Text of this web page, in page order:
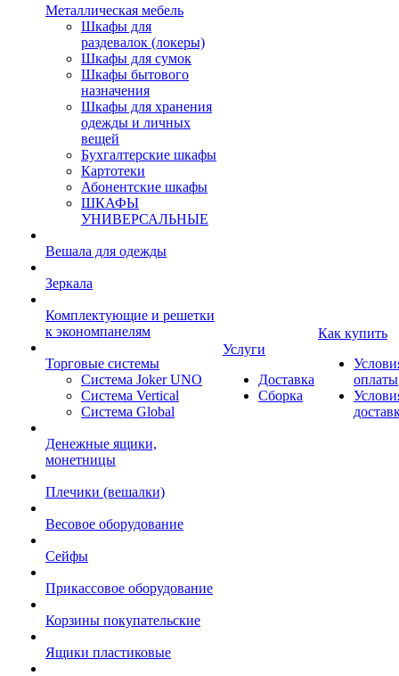
Металлическая мебель
Шкафы для
раздевалок (локеры)
Шкафы для сумок
Шкафы бытового
назначения
Шкафы для хранения
одежды и личных
вещей
Бухгалтерские шкафы
Картотеки
Абонентские шкафы
ШКАФЫ
УНИВЕРСАЛЬНЫЕ
Вешала для одежды
Зеркала
Комплектующие и решетки
к экономпанелям
Торговые системы
Система Joker UNO
Система Vertical
Система Global
Денежные ящики,
монетницы
Плечики (вешалки)
Весовое оборудование
Сейфы
Прикассовое оборудование
Корзины покупательские
Ящики пластиковые
Услуги
Доставка
Сборка
Как купить
оплаты